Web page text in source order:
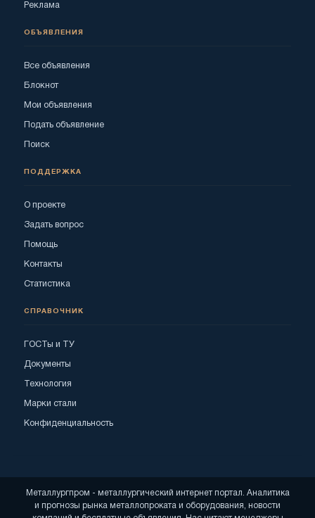
Реклама
ОБЪЯВЛЕНИЯ
Все объявления
Блокнот
Мои объявления
Подать объявление
Поиск
ПОДДЕРЖКА
О проекте
Задать вопрос
Помощь
Контакты
Статистика
СПРАВОЧНИК
ГОСТы и ТУ
Документы
Технология
Марки стали
Конфиденциальность
Металлургпром - металлургический интернет портал. Аналитика
и прогнозы рынка металлопроката и оборудования, новости